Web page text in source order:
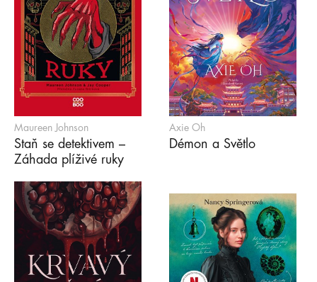
Maureen Johnson
Staň se detektivem –
Záhada plíživé ruky
Axie Oh
Démon a Světlo